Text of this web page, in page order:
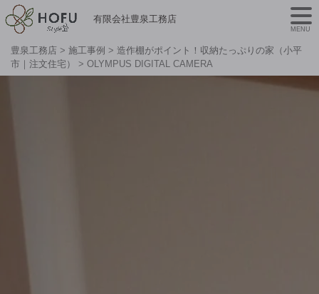
有限会社豊泉工務店
豊泉工務店 > 施工事例 > 造作棚がポイント！収納たっぷりの家（小平
市｜注文住宅）
> OLYMPUS DIGITAL CAMERA
MENU